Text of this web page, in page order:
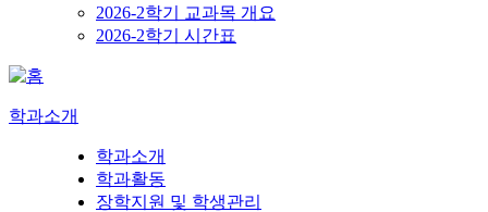
2026-2학기 교과목 개요
2026-2학기 시간표
학과소개
학과소개
학과활동
장학지원 및 학생관리